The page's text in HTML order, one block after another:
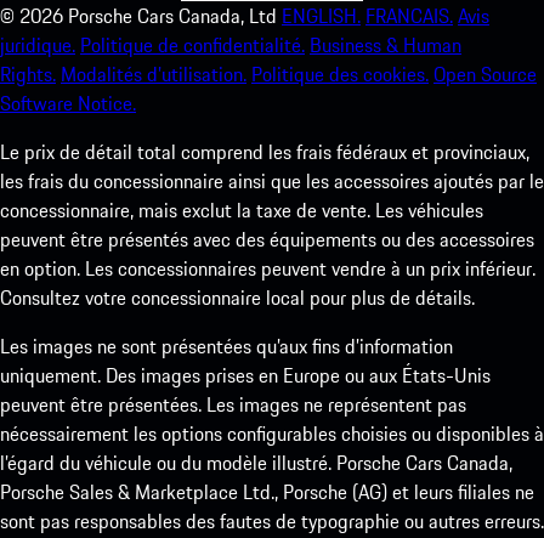
© 2026 Porsche Cars Canada, Ltd ENGLISH. FRANCAIS.Avis
juridique. Politique de confidentialité. Business & Human
Rights. Modalités d’utilisation. Politique des cookies.Open Source
Software Notice.
Le prix de détail total comprend les frais fédéraux et provinciaux,
les frais du concessionnaire ainsi que les accessoires ajoutés par le
concessionnaire, mais exclut la taxe de vente. Les véhicules
peuvent être présentés avec des équipements ou des accessoires
en option. Les concessionnaires peuvent vendre à un prix inférieur.
Consultez votre concessionnaire local pour plus de détails.
Les images ne sont présentées qu’aux fins d’information
uniquement. Des images prises en Europe ou aux États-Unis
peuvent être présentées. Les images ne représentent pas
nécessairement les options configurables choisies ou disponibles à
l’égard du véhicule ou du modèle illustré. Porsche Cars Canada,
Porsche Sales & Marketplace Ltd., Porsche (AG) et leurs filiales ne
sont pas responsables des fautes de typographie ou autres erreurs.